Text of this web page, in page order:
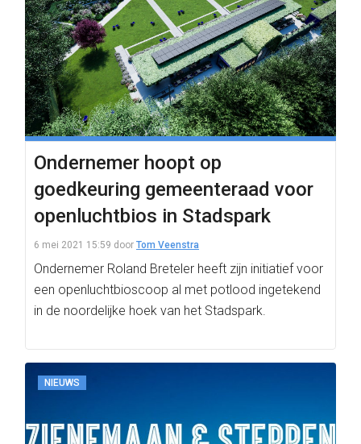
Ondernemer hoopt op
goedkeuring gemeenteraad voor
openluchtbios in Stadspark
6 mei 2021 15:59 door Tom Veenstra
Ondernemer Roland Breteler heeft zijn initiatief voor
een openluchtbioscoop al met potlood ingetekend
in de noordelijke hoek van het Stadspark.
NIEUWS